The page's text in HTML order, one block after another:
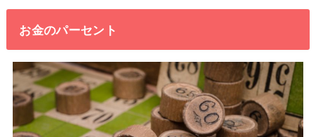
お金のパーセント